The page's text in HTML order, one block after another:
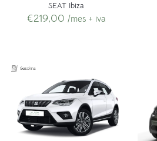
SEAT Ibiza
€219,00 /mes + iva